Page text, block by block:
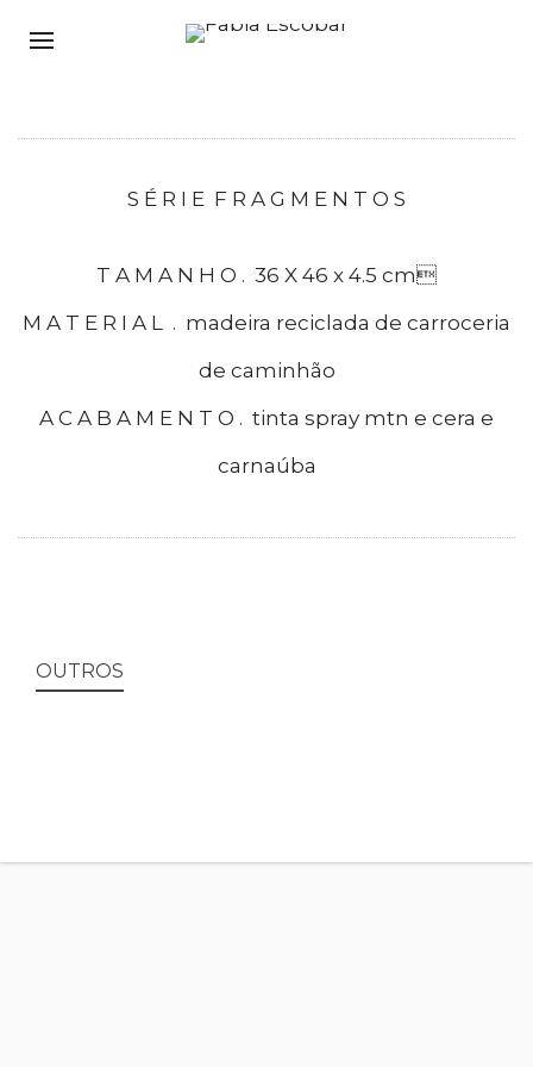
S É R I E F R A G M E N T O S
T A M A N H O . 36 X 46 x 4.5 cm
M A T E R I A L . madeira reciclada de carroceria
de caminhão
A C A B A M E N T O . tinta spray mtn e cera e
carnaúba
OUTROS